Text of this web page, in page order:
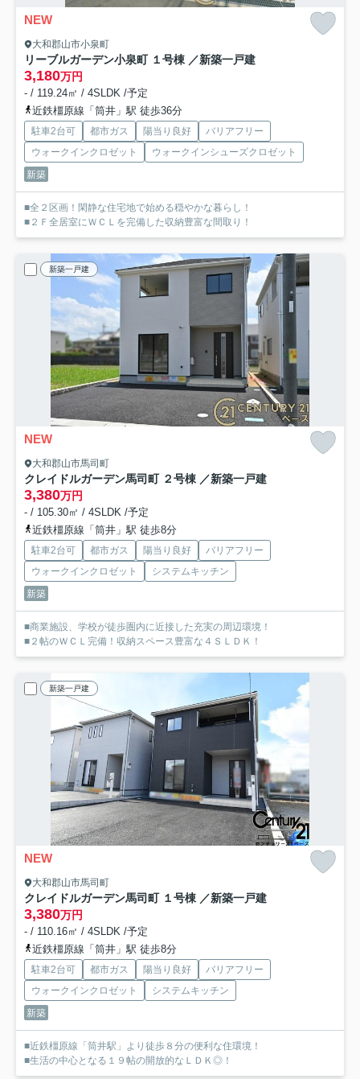
NEW
大和郡山市小泉町
リーブルガーデン小泉町 １号棟 ／新築一戸建
3,180万円
- / 119.24㎡ / 4SLDK /予定
近鉄橿原線「筒井」駅 徒歩36分
駐車2台可 都市ガス 陽当り良好
バリアフリー
ウォークインクロゼット
ウォークインシューズクロゼット
新築
■全２区画！閑静な住宅地で始める穏やかな暮らし！
■２Ｆ全居室にＷＣＬを完備した収納豊富な間取り！
新築一戸建
NEW
大和郡山市馬司町
クレイドルガーデン馬司町 ２号棟 ／新築一戸建
3,380万円
- / 105.30㎡ / 4SLDK /予定
近鉄橿原線「筒井」駅 徒歩8分
駐車2台可 都市ガス 陽当り良好
バリアフリー
ウォークインクロゼット
システムキッチン
新築
■商業施設、学校が徒歩圏内に近接した充実の周辺環境！
■２帖のＷＣＬ完備！収納スペース豊富な４ＳＬＤＫ！
新築一戸建
NEW
大和郡山市馬司町
クレイドルガーデン馬司町 １号棟 ／新築一戸建
3,380万円
- / 110.16㎡ / 4SLDK /予定
近鉄橿原線「筒井」駅 徒歩8分
駐車2台可 都市ガス 陽当り良好
バリアフリー
ウォークインクロゼット
システムキッチン
新築
■近鉄橿原線「筒井駅」より徒歩８分の便利な住環境！
■生活の中心となる１９帖の開放的なＬＤＫ◎！